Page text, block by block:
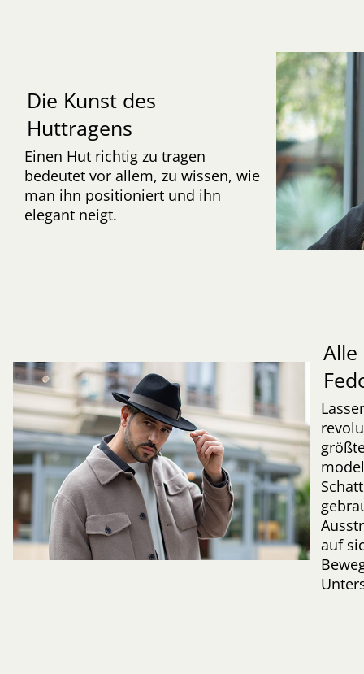
Die Kunst des
Huttragens
Einen Hut richtig zu tragen
bedeutet vor allem, zu wissen, wie
man ihn positioniert und ihn
elegant neigt.
Alle
auf